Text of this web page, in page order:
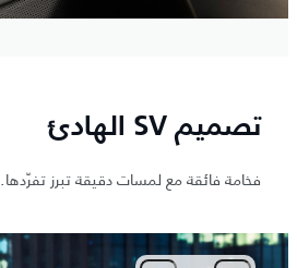
تصميم SV الهادئ
فخامة فائقة مع لمسات دقيقة تبرز تفرّدها.